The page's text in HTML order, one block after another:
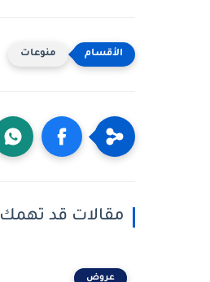
منوعات
مقالات قد تهمك
عروض